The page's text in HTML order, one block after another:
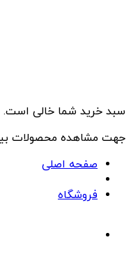
سبد خرید شما خالی است.
جهت مشاهده محصولات
صفحه اصلی
فروشگاه